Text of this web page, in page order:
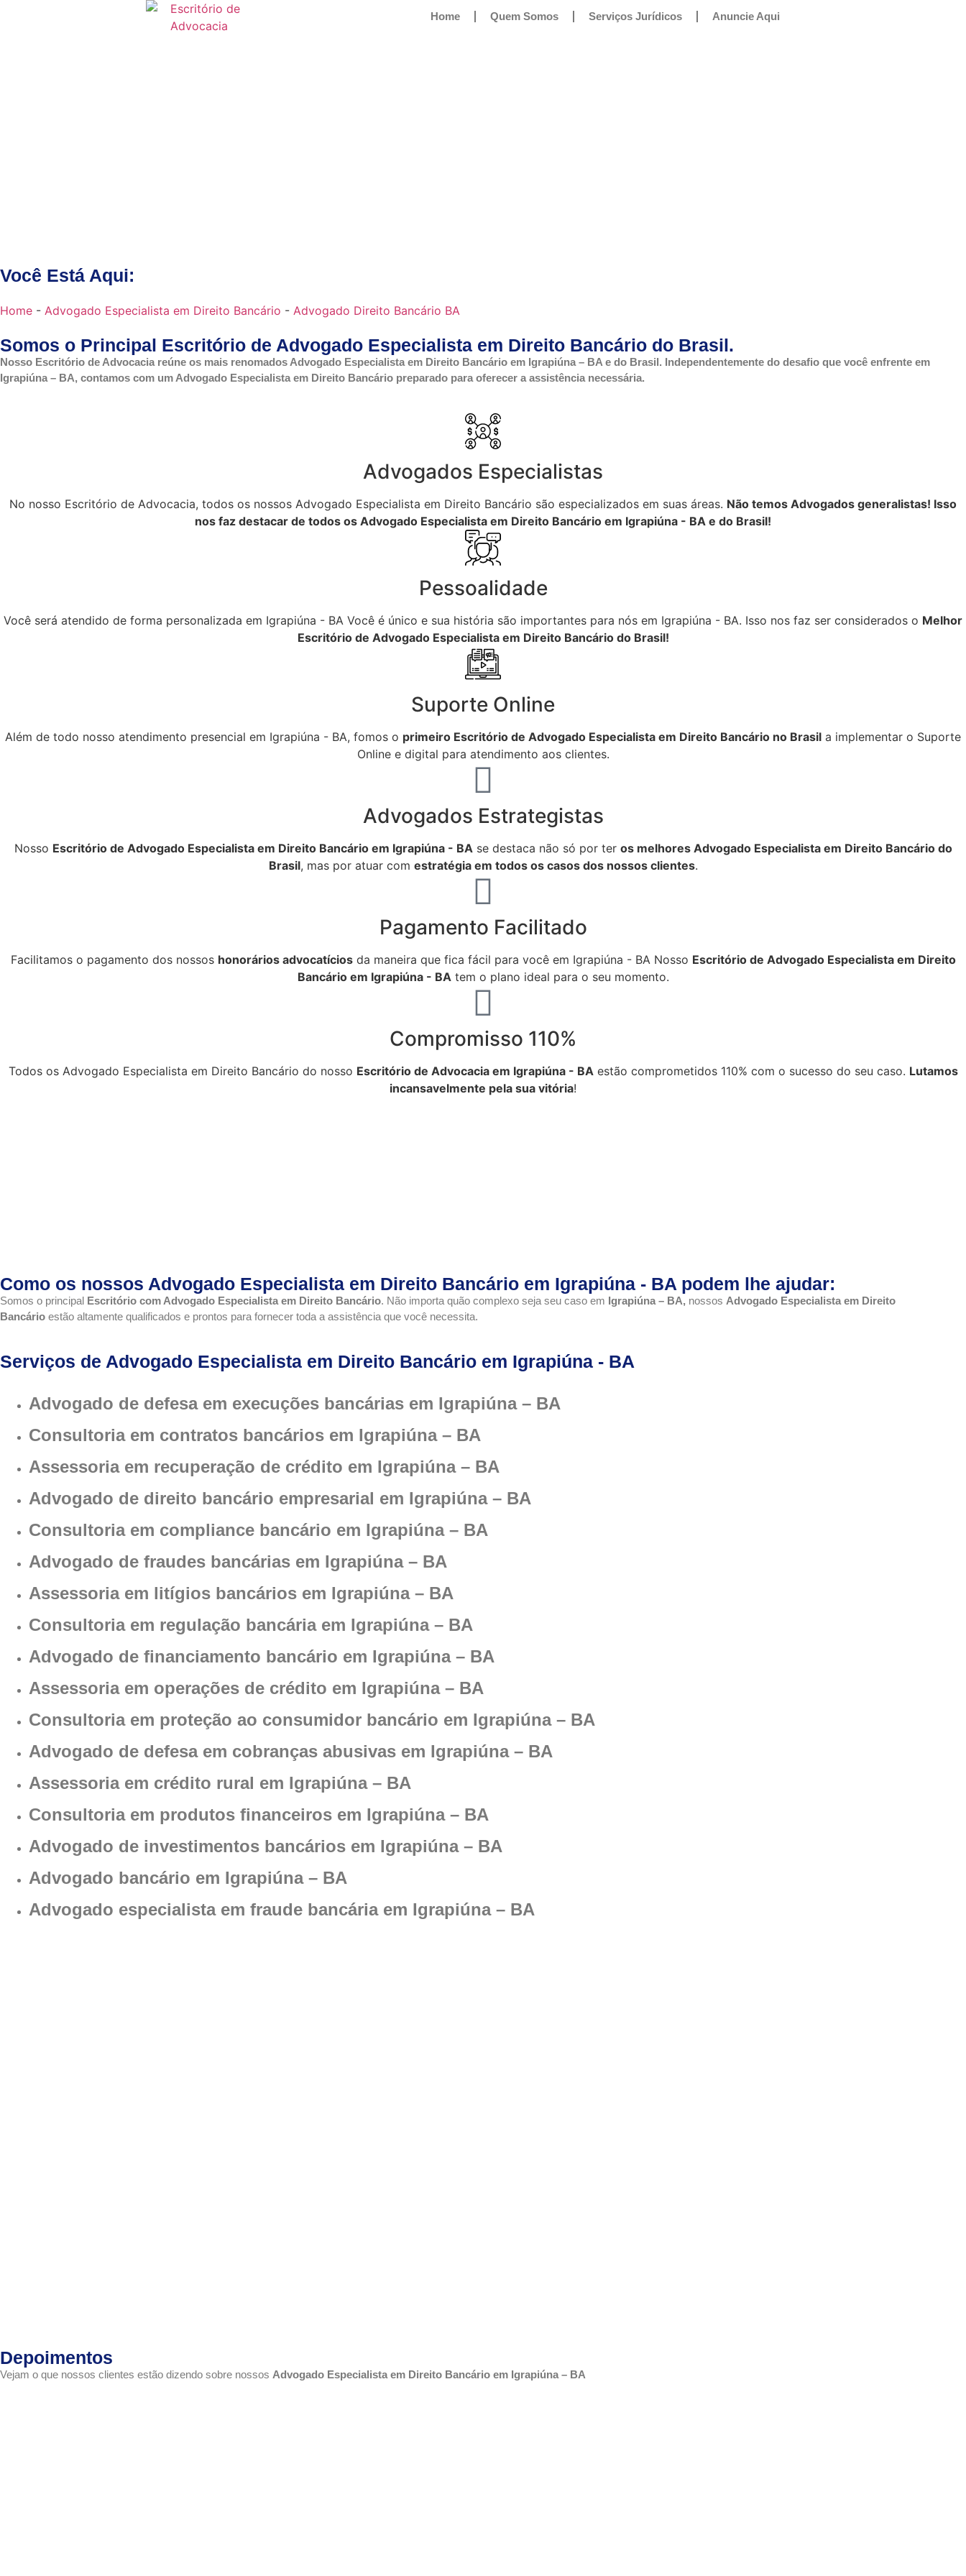
Home Quem Somos Serviços Jurídicos Anuncie Aqui
Você Está Aqui:
Home - Advogado Especialista em Direito Bancário - Advogado Direito Bancário BA
Somos o Principal Escritório de Advogado Especialista em Direito Bancário do Brasil.
Nosso Escritório de Advocacia reúne os mais renomados Advogado Especialista em Direito Bancário em Igrapiúna – BA e do Brasil. Independentemente do desafio que você enfrente em
Igrapiúna – BA, contamos com um Advogado Especialista em Direito Bancário preparado para oferecer a assistência necessária.
Advogados Especialistas
No nosso Escritório de Advocacia, todos os nossos Advogado Especialista em Direito Bancário são especializados em suas áreas. Não temos Advogados generalistas! Isso
nos faz destacar de todos os Advogado Especialista em Direito Bancário em Igrapiúna - BA e do Brasil!
Pessoalidade
Você será atendido de forma personalizada em Igrapiúna - BA Você é único e sua história são importantes para nós em Igrapiúna - BA. Isso nos faz ser considerados o Melhor
Escritório de Advogado Especialista em Direito Bancário do Brasil!
Suporte Online
Além de todo nosso atendimento presencial em Igrapiúna - BA, fomos o primeiro Escritório de Advogado Especialista em Direito Bancário no Brasil a implementar o Suporte
Online e digital para atendimento aos clientes.
Advogados Estrategistas
Nosso Escritório de Advogado Especialista em Direito Bancário em Igrapiúna - BAse destaca não só por ter os melhores Advogado Especialista em Direito Bancário do
Brasil, mas por atuar com estratégia em todos os casos dos nossos clientes.
Pagamento Facilitado
Facilitamos o pagamento dos nossos honorários advocatíciosda maneira que fica fácil para você em Igrapiúna - BA Nosso Escritório de Advogado Especialista em Direito
Bancário em Igrapiúna - BAtem o plano ideal para o seu momento.
Compromisso 110%
Todos os Advogado Especialista em Direito Bancário do nosso Escritório de Advocacia em Igrapiúna - BAestão comprometidos 110% com o sucesso do seu caso. Lutamos
incansavelmente pela sua vitória!
Como os nossos Advogado Especialista em Direito Bancário em Igrapiúna - BA podem lhe ajudar:
Somos o principal Escritório com Advogado Especialista em Direito Bancário. Não importa quão complexo seja seu caso em Igrapiúna – BA, nossos Advogado Especialista em Direito
Bancário estão altamente qualificados e prontos para fornecer toda a assistência que você necessita.
Serviços de Advogado Especialista em Direito Bancário em Igrapiúna - BA
Advogado de defesa em execuções bancárias em Igrapiúna – BA
Consultoria em contratos bancários em Igrapiúna – BA
Assessoria em recuperação de crédito em Igrapiúna – BA
Advogado de direito bancário empresarial em Igrapiúna – BA
Consultoria em compliance bancário em Igrapiúna – BA
Advogado de fraudes bancárias em Igrapiúna – BA
Assessoria em litígios bancários em Igrapiúna – BA
Consultoria em regulação bancária em Igrapiúna – BA
Advogado de financiamento bancário em Igrapiúna – BA
Assessoria em operações de crédito em Igrapiúna – BA
Consultoria em proteção ao consumidor bancário em Igrapiúna – BA
Advogado de defesa em cobranças abusivas em Igrapiúna – BA
Assessoria em crédito rural em Igrapiúna – BA
Consultoria em produtos financeiros em Igrapiúna – BA
Advogado de investimentos bancários em Igrapiúna – BA
Advogado bancário em Igrapiúna – BA
Advogado especialista em fraude bancária em Igrapiúna – BA
Depoimentos
Vejam o que nossos clientes estão dizendo sobre nossos Advogado Especialista em Direito Bancário em Igrapiúna – BA